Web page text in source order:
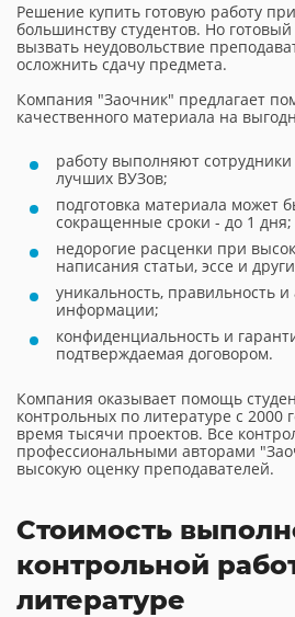
Решение купить готовую работу
большинству студентов. Но
вызвать неудовольствие
осложнить сдачу предмета.
Компания "Заочник" предлагает
качественного материала на
работу выполняют
лучших ВУЗов;
подготовка материала может
сокращенные сроки - до 1 дня;
недорогие расценки при
написания статьи, эссе и
уникальность, правильность и
информации;
конфиденциальность и
подтверждаемая договором.
Компания оказывает помощь
контрольных по литературе с 2000
время тысячи проектов. Все
профессиональными авторами
высокую оценку преподавателей.
Стоимость
контрольной
литературе